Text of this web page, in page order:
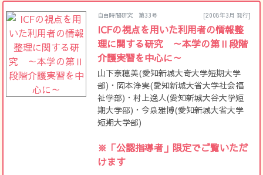
自由時間研究 第33号 [2008年3月 発行]
ICFの視点を用いた利用者の情報整
理に関する研究 ～本学の第Ⅱ段階
介護実習を中心に～
山下奈穂美(愛知新城大奇大学短期大学
部)・岡本浄実(愛知新城大省大学社会福
祉学部)・村上逸人(愛知新城大谷大学短
期大学部)・今泉雅博(愛知新城大省大学
短期大学部)
※「公認指導者」限定でご覧いただ
けます